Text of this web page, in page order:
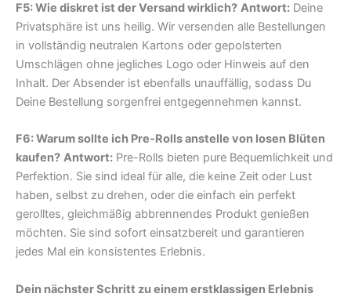
F5: Wie diskret ist der Versand wirklich? Antwort: Deine
Privatsphäre ist uns heilig. Wir versenden alle Bestellungen
in vollständig neutralen Kartons oder gepolsterten
Umschlägen ohne jegliches Logo oder Hinweis auf den
Inhalt. Der Absender ist ebenfalls unauffällig, sodass Du
Deine Bestellung sorgenfrei entgegennehmen kannst.
F6: Warum sollte ich Pre-Rolls anstelle von losen Blüten
kaufen? Antwort: Pre-Rolls bieten pure Bequemlichkeit und
Perfektion. Sie sind ideal für alle, die keine Zeit oder Lust
haben, selbst zu drehen, oder die einfach ein perfekt
gerolltes, gleichmäßig abbrennendes Produkt genießen
möchten. Sie sind sofort einsatzbereit und garantieren
jedes Mal ein konsistentes Erlebnis.
Dein nächster Schritt zu einem erstklassigen Erlebnis